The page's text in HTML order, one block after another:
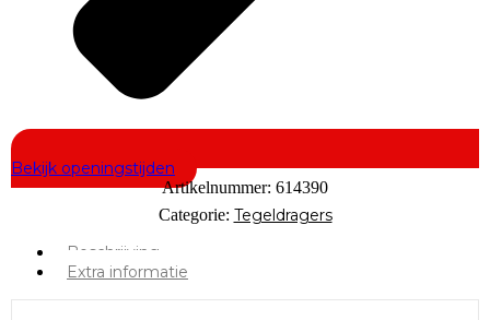
Bekijk openingstijden
Artikelnummer: 614390
Categorie: Tegeldragers
Beschrijving
Extra informatie